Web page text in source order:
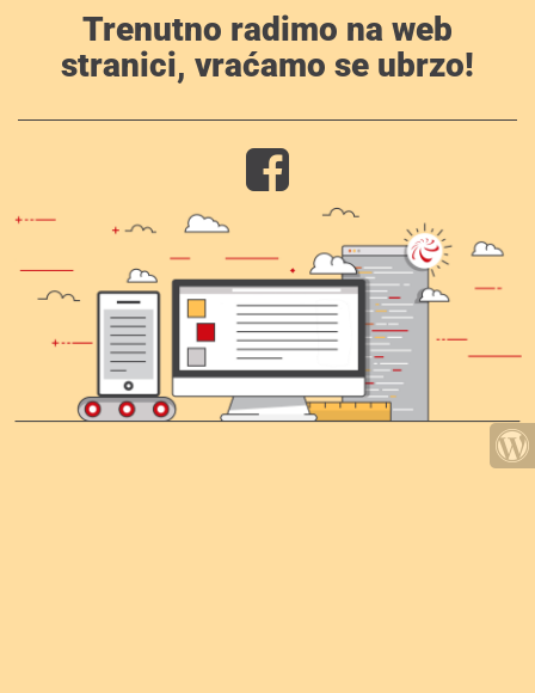
Trenutno radimo na web
stranici, vraćamo se ubrzo!